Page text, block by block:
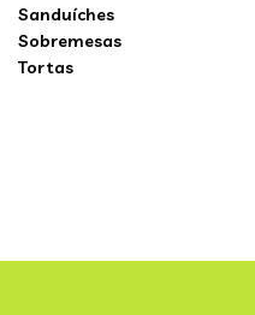
Sanduíches
Sobremesas
Tortas